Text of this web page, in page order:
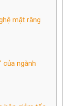
mặt răng
của ngành